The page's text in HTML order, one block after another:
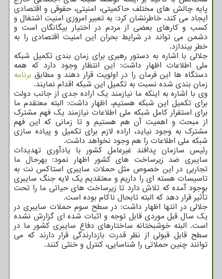
پایه چالش های مختلف حاکمیتی، امنیتی، حقوقی و اقتصادی
ایجاد می کند، خاطرنشان کرد: به تعبیر امروزی امنیت اشتغال و
کسب و کارهای بعضی از مردم در اختیار بیگانگان است و
دشمن می تواند در شرایط بحران این امنیت اقتصادی را به
خطر بیندازد.
جلالی با اشاره به دستور رهبری برای زمان بندی تکمیل شبکه
ملی اطلاعات اظهار داشت: این انتظار وجود دارد که همه
دستگاه ها این فرمان را در اولویت قرار دهند و مطابق برنامه
زمان بندی شده نسبت به تکمیل این شبکه اقدام نمایند.
وی با اشاره به اینکه ما نیازمند یک اراده جدی از جانب دولت
برای تکمیل این شبکه هستیم، اظهار داشت: البته معتقدم ما
برای استقرار کامل شبکه ملی اطلاعات نیازمند یک فهم مشترک
از مبحث و اهمیت آن هم هستیم و تا زمانی که این فهم
مشترک به وجود نیاید، اراده لازم برای تکمیل و پیاده سازی
شبکه ملی اطلاعات را هم وجود نخواهد داشت.
رئیس سازمان پدافند غیرعامل کشور با یادآوری تهدیدات
سایبری ضد زیرساخت های کشور اظهار نمود: بهرحال ما
تجاربی در این خصوص مثل حملات سایبری استاکس نت به
تاسیسات هسته ای را داریم و معتقدیم یک لایه جنگ سایبری
بوجود آمده که تلاش دارد تا زیرساخت های حیاتی ما را تحت
تأثیر قرار دهد که البته تابحال ناکام بوده است.
جلالی در انتها اظهار داشت: در سطح سوم حملات سایبری در
یک سال قبل موردی قابل توجه و اثبات شده ای گزارش نشده
است. البته خوشبختانه ساختارهای دفاع سایبری کشور ما در
سطح قابل قبولی از نظر قدرت بازدارندگی قرار دارند که می
توانند چنین حملاتی را شناسایی، کنترل و خنثی کنند.